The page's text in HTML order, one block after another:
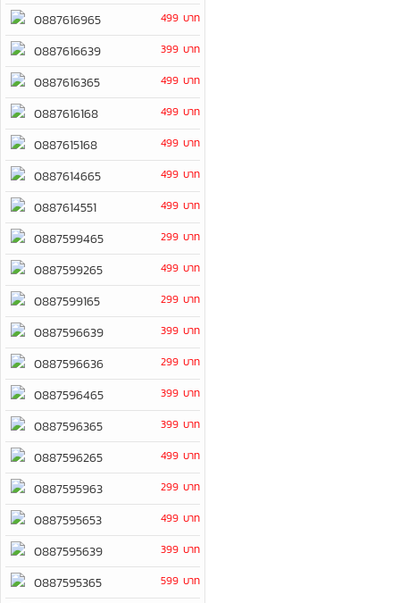
0887616965 499 บาท
0887616639 399 บาท
0887616365 499 บาท
0887616168 499 บาท
0887615168 499 บาท
0887614665 499 บาท
0887614551 499 บาท
0887599465 299 บาท
0887599265 499 บาท
0887599165 299 บาท
0887596639 399 บาท
0887596636 299 บาท
0887596465 399 บาท
0887596365 399 บาท
0887596265 499 บาท
0887595963 299 บาท
0887595653 499 บาท
0887595639 399 บาท
0887595365 599 บาท